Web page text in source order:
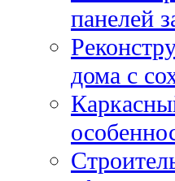
панелей
дома с